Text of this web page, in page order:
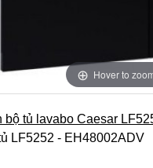
Hover to
bộ tủ lavabo Caesar
LF5252 - EH48002ADV